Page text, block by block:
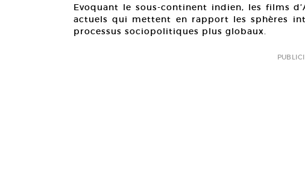
Evoquant le sous-continent indien, les films
actuels qui mettent en rapport les sphères
processus sociopolitiques plus globaux.